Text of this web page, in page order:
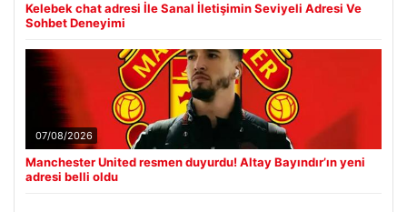
Kelebek chat adresi İle Sanal İletişimin Seviyeli Adresi Ve
Sohbet Deneyimi
07/08/2026
Manchester United resmen duyurdu! Altay Bayındır’ın yeni
adresi belli oldu